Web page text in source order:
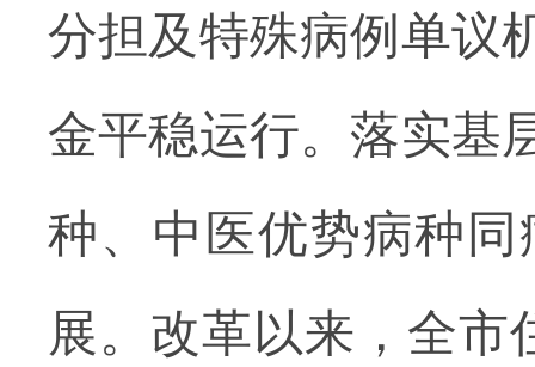
分担及特殊病例单议
金平稳运行。落实基
种、中医优势病种
展。改革以来，全市